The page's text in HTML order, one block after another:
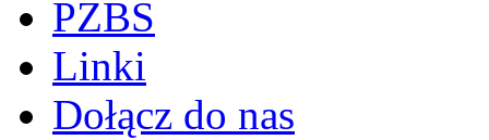
PZBS
Linki
Dołącz do nas